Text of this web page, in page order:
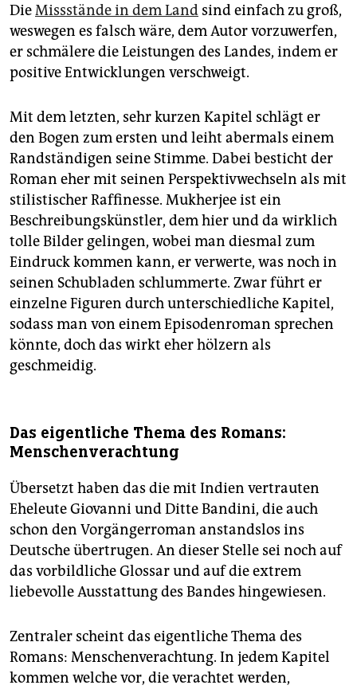
DieMissstände in dem Land sind einfach zu groß,
weswegen es falsch wäre, dem Autor vorzuwerfen,
er schmälere die Leistungen des Landes, indem er
positive Entwicklungen verschweigt.
Mit dem letzten, sehr kurzen Kapitel schlägt er
den Bogen zum ersten und leiht abermals einem
Randständigen seine Stimme. Dabei besticht der
Roman eher mit seinen Perspektivwechseln als mit
stilistischer Raffinesse. Mukherjee ist ein
Beschreibungskünstler, dem hier und da wirklich
tolle Bilder gelingen, wobei man diesmal zum
Eindruck kommen kann, er verwerte, was noch in
seinen Schubladen schlummerte. Zwar führt er
einzelne Figuren durch unterschiedliche Kapitel,
sodass man von einem Episodenroman sprechen
könnte, doch das wirkt eher hölzern als
geschmeidig.
Das eigentliche Thema des Romans:
Menschenverachtung
Übersetzt haben das die mit Indien vertrauten
Eheleute Giovanni und Ditte Bandini, die auch
schon den Vorgängerroman anstandslos ins
Deutsche übertrugen. An dieser Stelle sei noch auf
das vorbildliche Glossar und auf die extrem
liebevolle Ausstattung des Bandes hingewiesen.
Zentraler scheint das eigentliche Thema des
Romans: Menschenverachtung. In jedem Kapitel
kommen welche vor, die verachtet werden,